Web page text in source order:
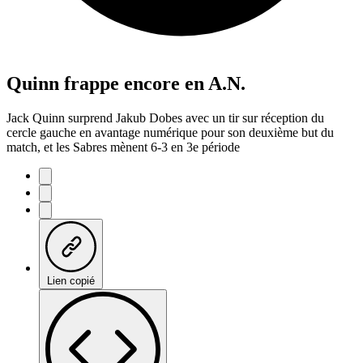
Quinn frappe encore en A.N.
Jack Quinn surprend Jakub Dobes avec un tir sur réception du
cercle gauche en avantage numérique pour son deuxième but du
match, et les Sabres mènent 6-3 en 3e période
Lien copié